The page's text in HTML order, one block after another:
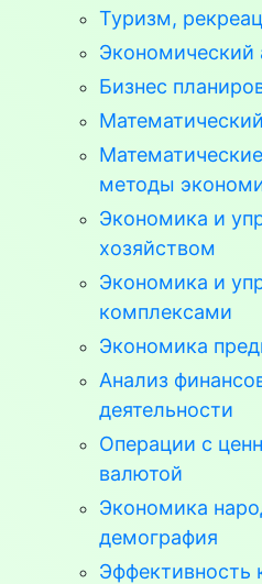
Туризм,
Экономический
Бизнес
методы
Экономика и
хозяйством
Экономика и
комплексами
Экономика
Анализ
деятельности
Операции с
валютой
Экономика
демография
Эффективность